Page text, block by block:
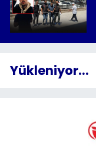
Yükleniyor...